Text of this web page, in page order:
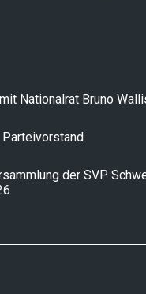
Nationalrat Bruno
der SVP